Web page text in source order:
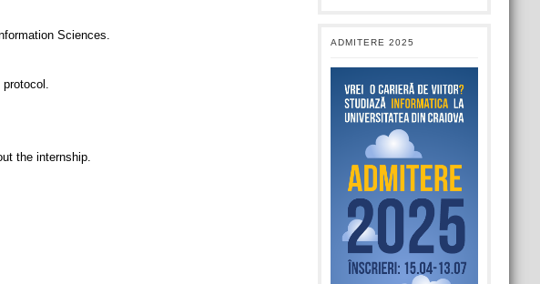
Sciences.
the internship.
ADMITERE 2025